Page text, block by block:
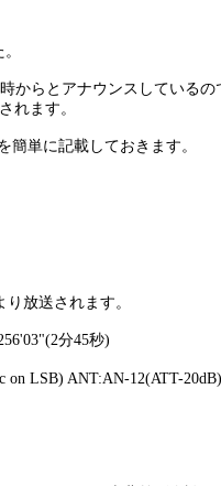
からとアナウンスしているの
れます。
簡単に記載しておきます。
放送されます。
分45秒)
on LSB) ANT:AN-12(ATT-